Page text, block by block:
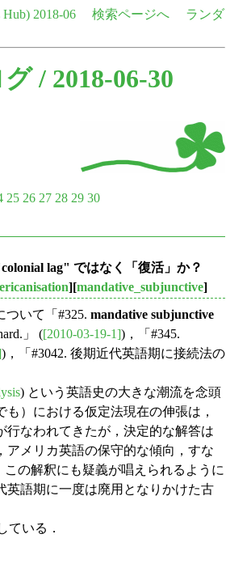
Hub) 2018-06 検索ページへ
ランダ
グ/ 2018-06-30
25 26 27 28 29 30
lag" ではなく「復活」か？
][mandative_subjunctive]
ついて「#325. mandative subjunctive
」 ([2010-03-19-1])，「#345.
)，「#3042. 後期近代英語期に接続法の
) という英語史の大きな潮流を念頭
）における仮定法現在の伸張は，
なわれてきたが，決定的な解答は
メリカ英語の保守的な傾向，すな
の解釈にも疑義が唱えられるように
英語期に一度は廃用となりかけた古
ている．